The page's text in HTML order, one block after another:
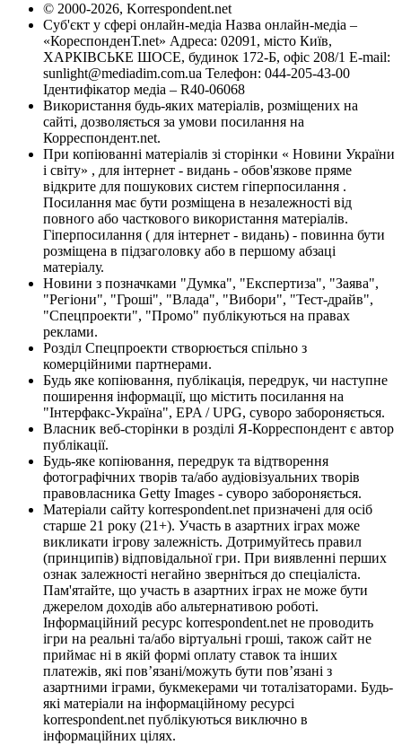
© 2000-2026, Korrespondent.net
Суб'єкт у сфері онлайн-медіа Назва онлайн-медіа –
«КореспонденТ.net» Адреса: 02091, місто Київ,
ХАРКІВСЬКЕ ШОСЕ, будинок 172-Б, офіс 208/1 E-mail:
sunlight@mediadim.com.ua Телефон: 044-205-43-00
Ідентифікатор медіа – R40-06068
Використання будь-яких матеріалів, розміщених на
сайті, дозволяється за умови посилання на
Корреспондент.net.
При копіюванні матеріалів зі сторінки « Новини України
і світу» , для інтернет - видань - обов'язкове пряме
відкрите для пошукових систем гіперпосилання .
Посилання має бути розміщена в незалежності від
повного або часткового використання матеріалів.
Гіперпосилання ( для інтернет - видань) - повинна бути
розміщена в підзаголовку або в першому абзаці
матеріалу.
Новини з позначками "Думка", "Експертиза", "Заява",
"Регіони", "Гроші", "Влада", "Вибори", "Тест-драйв",
"Спецпроекти", "Промо" публікуються на правах
реклами.
Розділ Спецпроекти створюється спільно з
комерційними партнерами.
Будь яке копіювання, публікація, передрук, чи наступне
поширення інформації, що містить посилання на
"Інтерфакс-Україна", EPA / UPG, суворо забороняється.
Власник веб-сторінки в розділі Я-Корреспондент є автор
публікації.
Будь-яке копіювання, передрук та відтворення
фотографічних творів та/або аудіовізуальних творів
правовласника Getty Images - суворо забороняється.
Матеріали сайту korrespondent.net призначені для осіб
старше 21 року (21+). Участь в азартних іграх може
викликати ігрову залежність. Дотримуйтесь правил
(принципів) відповідальної гри. При виявленні перших
ознак залежності негайно зверніться до спеціаліста.
Пам'ятайте, що участь в азартних іграх не може бути
джерелом доходів або альтернативою роботі.
Інформаційний ресурс korrespondent.net не проводить
ігри на реальні та/або віртуальні гроші, також сайт не
приймає ні в якій формі оплату ставок та інших
платежів, які пов’язані/можуть бути пов’язані з
азартними іграми, букмекерами чи тоталізаторами. Будь-
які матеріали на інформаційному ресурсі
korrespondent.net публікуються виключно в
інформаційних цілях.